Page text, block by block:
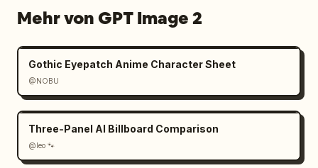
Mehr von GPT Image 2
Gothic Eyepatch Anime Character Sheet
@NOBU
Three-Panel AI Billboard Comparison
@leo 🐾